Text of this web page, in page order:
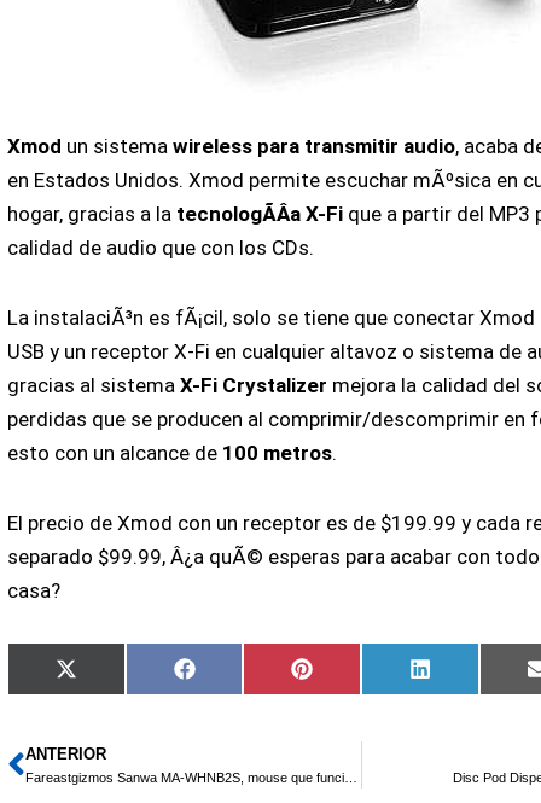
Xmod un sistemawireless para transmitir audio, acaba
en Estados Unidos. Xmod permite escuchar mÃºsica en
hogar, gracias a la tecnologÃ­Â­a X-Fi que a partir del MP3
calidad de audio que con los CDs.
La instalaciÃ³n es fÃ¡cil, solo se tiene que conectar Xmod
USB y un receptor X-Fi en cualquier altavoz o sistema de
gracias al sistemaX-Fi Crystalizer mejora la calidad del
perdidas que se producen al comprimir/descomprimir en
esto con un alcance de 100 metros.
El precio de Xmod con un receptor es de $199.99 y cada
separado $99.99, Â¿a quÃ© esperas para acabar con
casa?
Compartir
en
X
(Twitter)
Compartir
en
Facebook
Compartir
en
Pinterest
Compartir
en
LinkedIn
Ant
ANTERIOR
Fareastgizmos Sanwa MA-WHNB2S, mouse que funciona sin baterÃ­Â­as Disc Pod